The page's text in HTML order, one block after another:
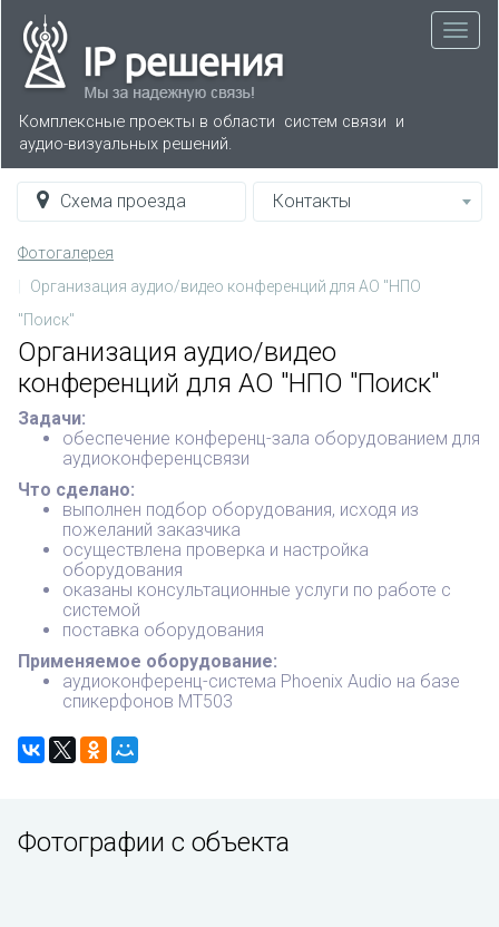
Комплексные проекты в области систем связи и
аудио-визуальных решений.
Схема проезда Контакты
Фотогалерея
Организация аудио/видео конференций для АО "НПО
"Поиск"
Организация аудио/видео
конференций для АО "НПО "Поиск"
Задачи:
обеспечение конференц-зала оборудованием для
аудиоконференцсвязи
Что сделано:
выполнен подбор оборудования, исходя из
пожеланий заказчика
осуществлена проверка и настройка
оборудования
оказаны консультационные услуги по работе с
системой
поставка оборудования
Применяемое оборудование:
аудиоконференц-система Phoenix Audio на базе
спикерфонов MT503
Фотографии с объекта